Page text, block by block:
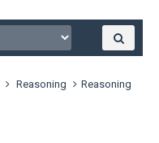
Reasoning
Reasoning